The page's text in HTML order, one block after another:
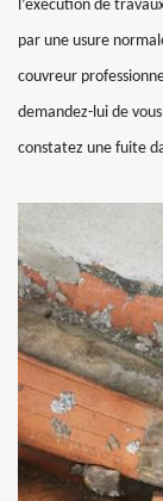
l’exécution de
par une usure
couvreur
demandez-lui de
constatez une fuite